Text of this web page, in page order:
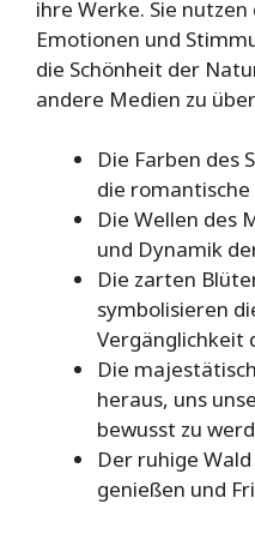
ihre Werke. Sie
Emotionen und
die Schönheit der
andere Medien zu
Die Farben des
die
Die Wellen des
und Dynamik
Die zarten
symbolisieren
Vergänglichkeit
Die
heraus, uns
bewusst zu
Der ruhige
genießen und